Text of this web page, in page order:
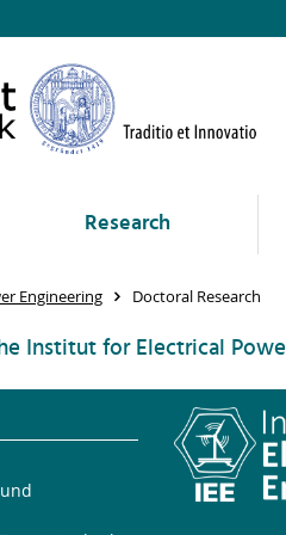
Research
Engineering Doctoral Research
Institut for Electrical